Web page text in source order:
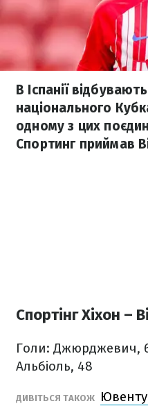
В Іспанії
національного
одному з цих
Спортинг приймав
Спортінг Хіхон –
Голи: Джюрджевич,
Альбіоль, 48
ДИВІТЬСЯ ТАКОЖ